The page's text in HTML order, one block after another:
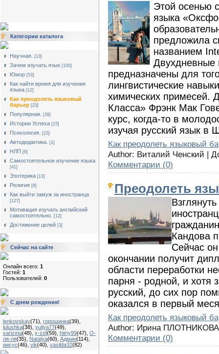
Категории каталога
Научная. [13]
Зачем изучать язык [100]
Юмор [53]
Как найти время для изучения
языка [12]
Как преодолеть языковый
барьер [23]
Популярная. [39]
Истории Успеха [15]
Психология. [23]
Автодидактика. [1]
НЛП [6]
Cамостоятельное изучение языка
[41]
Эзотерика [13]
Религия [8]
Как выйти замуж за иностранца
[127]
Мотивация изучать английский
самостоятельно.
[12]
Достижение целей [3]
Сейчас на сайте
Онлайн всего: 1
Гостей: 1
Пользователей: 0
С днем рождения!
lenkovskay(71) горошинка(39)
lulushka(38) yuliya77(49)
xarizma(48) y-zof(59) hitriy99(47) О-
ля-ля(35) Natalya(60) Админ(114)
иисус(46) vik(40) vasilda32(82)
Этой осенью
языка
предложила
названием
Двухдневные
предназначены для
лингвистические
химических примесей.
Класса» Фрэнк Мак
курс, когда-то в
изучая русский язык в
Как преодолеть языковый
Author: Виталий Ченский |
Комментарии (0)
Преодолеть
Кандова
Сейчас
окончании получит
области переработки
парня - родной, и хотя
русский, до сих пор
оказался в первый
Как преодолеть языковый
Author: Ирина
Комментарии (0)